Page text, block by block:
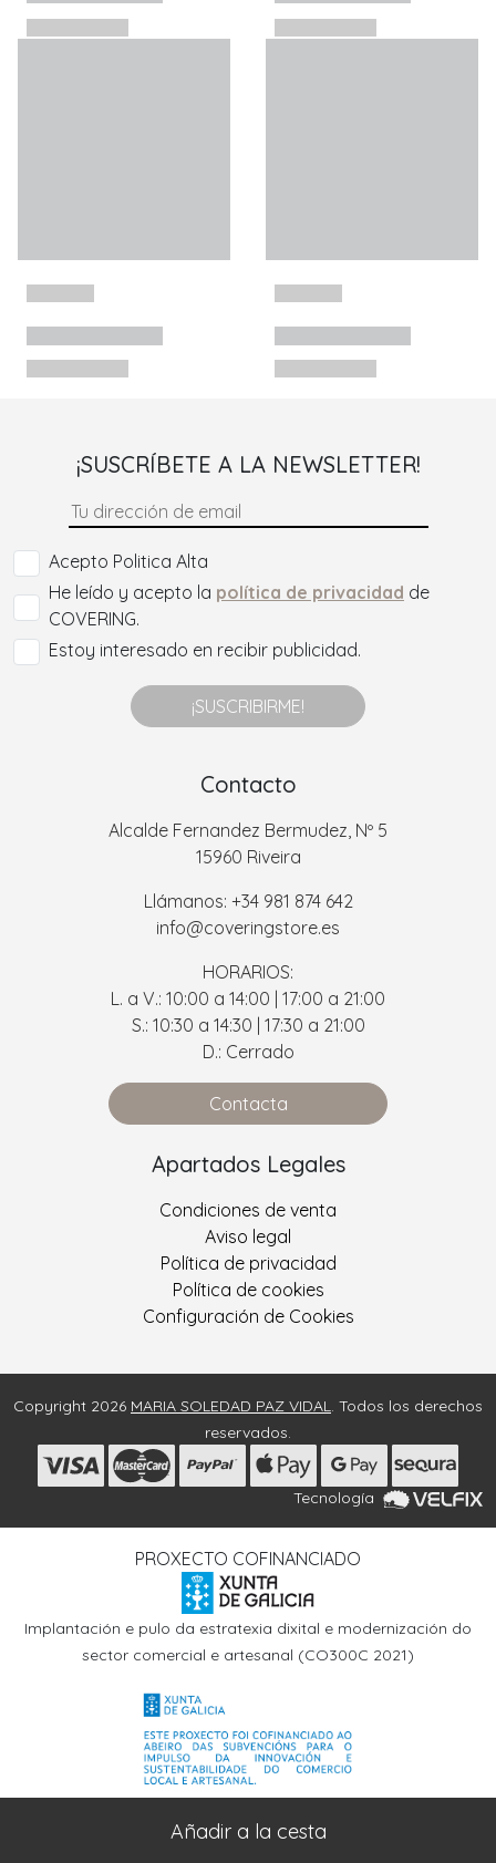
¡SUSCRÍBETE A LA NEWSLETTER!
Acepto Politica Alta
He leído y acepto la política de privacidad de
COVERING.
Estoy interesado en recibir publicidad.
¡SUSCRIBIRME!
Contacto
Alcalde Fernandez Bermudez, Nº 5
15960 Riveira
Llámanos: +34 981 874 642
info@coveringstore.es
HORARIOS:
L. a V.: 10:00 a 14:00 | 17:00 a 21:00
S.: 10:30 a 14:30 | 17:30 a 21:00
D.: Cerrado
Contacta
Apartados Legales
Condiciones de venta
Aviso legal
Política de privacidad
Política de cookies
Configuración de Cookies
Copyright 2026 MARIA SOLEDAD PAZ VIDAL
. Todos los derechos
reservados.
Tecnología
PROXECTO COFINANCIADO
Implantación e pulo da estratexia dixital e modernización do
sector comercial e artesanal (CO300C 2021)